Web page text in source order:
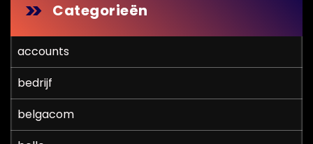
Categorieën
accounts
bedrijf
belgacom